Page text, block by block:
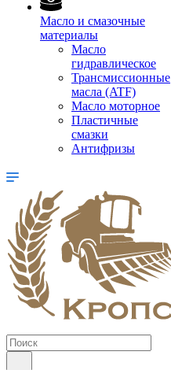
Масло и смазочные
материалы
Масло
гидравлическое
Трансмиссионные
масла (ATF)
Масло моторное
Пластичные
смазки
Антифризы